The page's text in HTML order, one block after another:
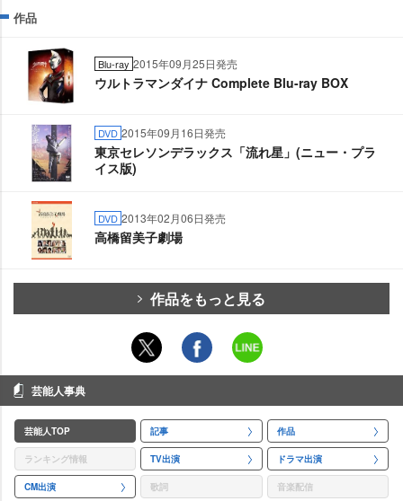
作品
Blu-ray 2015年09月25日発売
ウルトラマンダイナ Complete Blu-ray BOX
DVD 2015年09月16日発売
東京セレソンデラックス「流れ星」(ニュー・プラ
イス版)
DVD 2013年02月06日発売
高橋留美子劇場
作品をもっと見る
芸能人事典
芸能人TOP 記事 作品
ランキング情報 TV出演 ドラマ出演
CM出演 歌詞 音楽配信